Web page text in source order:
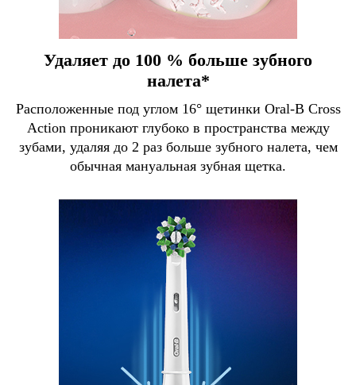
Удаляет до 100 % больше зубного
налета*
Расположенные под углом 16° щетинки Oral-B Cross
Action проникают глубоко в пространства между
зубами, удаляя до 2 раз больше зубного налета, чем
обычная мануальная зубная щетка.